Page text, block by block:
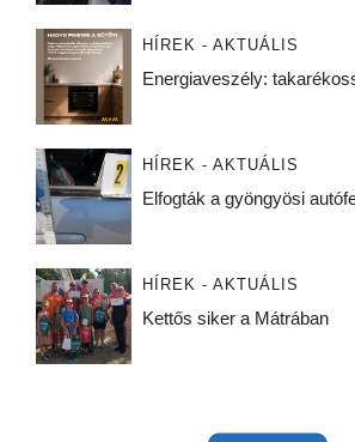
HÍREK - AKTUÁLIS
Energiaveszély:
HÍREK - AKTUÁLIS
Elfogták a gyöngyösi
HÍREK - AKTUÁLIS
Kettős siker a Mátrában